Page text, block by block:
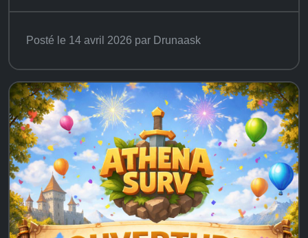
Posté le 14 avril 2026 par Drunaask